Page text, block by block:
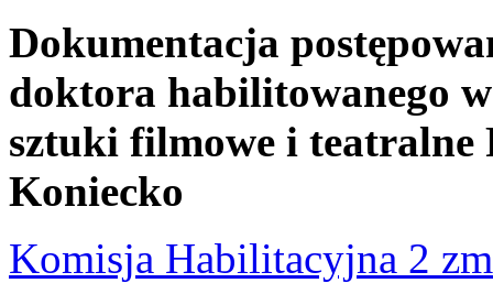
Dokumentacja
doktora habilitowanego
sztuki filmowe i teatralne
Koniecko
Komisja Habilitacyjna 2